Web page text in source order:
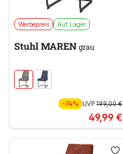
Werbepreis Auf Lager
Stuhl MARENgrau
-74% UVP 199,00 €
49,99 €